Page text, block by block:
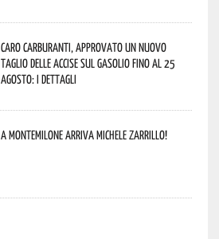
Caro carburanti, approvato un nuovo
taglio delle accise sul gasolio fino al 25
agosto: i dettagli
A Montemilone arriva Michele Zarrillo!